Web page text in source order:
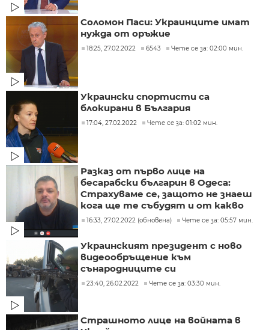
Соломон Паси: Украинците имат
нужда от оръжие
18:25, 27.02.2022 6543 Чете се за: 02:00 мин.
Украински спортисти са
блокирани в България
17:04, 27.02.2022 Чете се за: 01:02 мин.
Разказ от първо лице на
бесарабски българин в Одеса:
Страхуваме се, защото не знаеш
кога ще те събудят и от какво
16:33, 27.02.2022 (обновена) Чете се за: 05:57 мин.
Украинският президент с ново
видеообръщение към
сънародниците си
23:40, 26.02.2022 Чете се за: 03:30 мин.
Страшното лице на войната в